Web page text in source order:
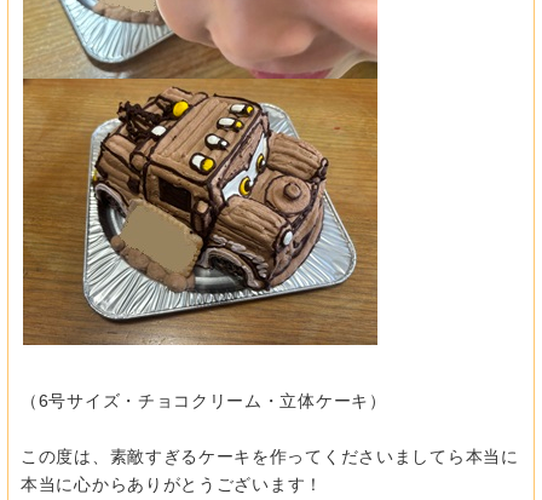
（6号サイズ・チョコクリーム・立体ケーキ）
この度は、 素敵すぎるケーキを作ってくださいましてら本当に
本当に心からあ りがとうございます！